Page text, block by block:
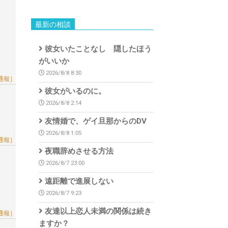
報］
報］
報］
最新の相談
彼女いたことなし 隠したほう
がいいか
2026/8/8 8:30
彼女がいるのに。
2026/8/8 2:14
友情婚で、ゲイ旦那からのDV
2026/8/8 1:05
夜職辞めさせる方法
2026/8/7 23:00
遠距離で進展しない
2026/8/7 9:23
友達以上恋人未満の関係は続き
ますか？